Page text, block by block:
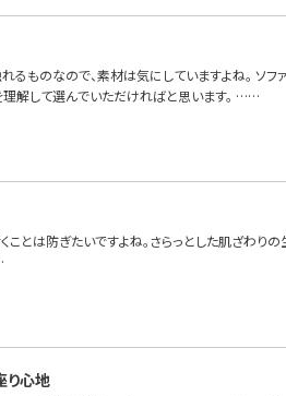
るものなので、素材は気にしていますよね。 ソ
理解して選んでいただければと思います。 ……
とは防ぎたいですよね。さらっとした肌ざわり
り心地